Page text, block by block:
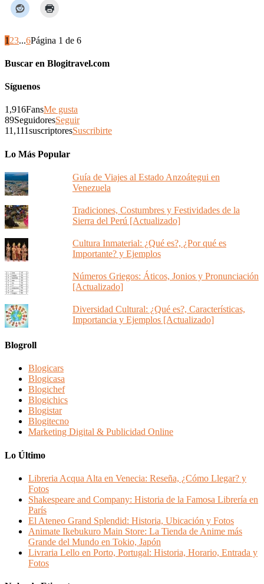
1 23...6Página 1 de 6
Buscar en Blogitravel.com
Síguenos
1,916FansMe gusta
89SeguidoresSeguir
11,111suscriptoresSuscribirte
Lo Más Popular
Guía de Viajes al Estado Anzoátegui en
Venezuela
Tradiciones, Costumbres y Festividades de la
Sierra del Perú [Actualizado]
Cultura Inmaterial: ¿Qué es?, ¿Por qué es
Importante? y Ejemplos
Números Griegos: Áticos, Jonios y Pronunciación
[Actualizado]
Diversidad Cultural: ¿Qué es?, Características,
Importancia y Ejemplos [Actualizado]
Blogroll
Blogicars
Blogicasa
Blogichef
Blogichics
Blogistar
Blogitecno
Marketing Digital & Publicidad Online
Lo Último
Libreria Acqua Alta en Venecia: Reseña, ¿Cómo Llegar? y
Fotos
Shakespeare and Company: Historia de la Famosa Librería en
París
El Ateneo Grand Splendid: Historia, Ubicación y Fotos
Animate Ikebukuro Main Store: La Tienda de Anime más
Grande del Mundo en Tokio, Japón
Livraria Lello en Porto, Portugal: Historia, Horario, Entrada y
Fotos